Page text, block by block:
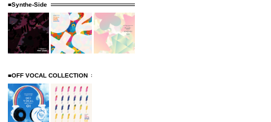
■Synthe-Side
■OFF VOCAL COLLECTION